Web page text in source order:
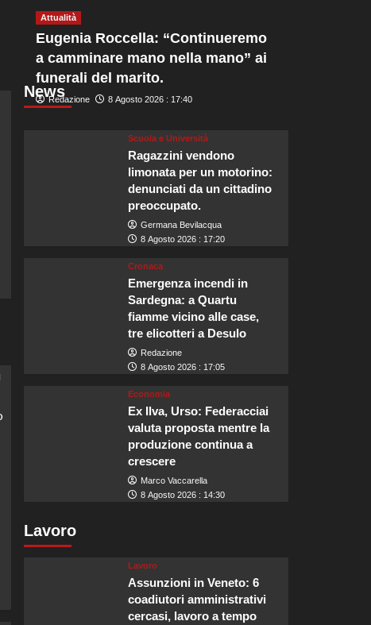
News
Attualità
Eugenia Roccella: “Continueremo
a camminare mano nella mano” ai
funerali del marito.
Redazione 8 Agosto 2026 : 17:40
Scuola e Università
Ragazzini vendono
limonata per un motorino:
denunciati da un cittadino
preoccupato.
Germana Bevilacqua
8 Agosto 2026 : 17:20
Cronaca
Emergenza incendi in
Sardegna: a Quartu
fiamme vicino alle case,
tre elicotteri a Desulo
Redazione
8 Agosto 2026 : 17:05
Economia
Ex Ilva, Urso: Federacciai
valuta proposta mentre la
produzione continua a
crescere
Marco Vaccarella
8 Agosto 2026 : 14:30
Lavoro
Lavoro
Assunzioni in Veneto: 6
coadiutori amministrativi
cercasi, lavoro a tempo